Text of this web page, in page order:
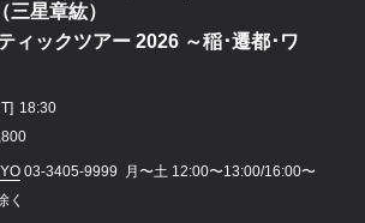
三星章紘）
ィックツアー 2026 ～稲･遷都･ワ
18:30
03-3405-9999
月〜土 12:00〜13:00/16:00〜
く